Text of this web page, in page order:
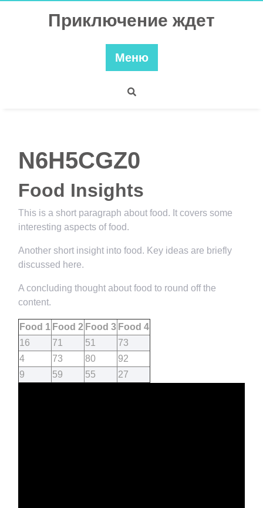
Приключение ждет
Меню
N6H5CGZ0
Food Insights
This is a short paragraph about food. It covers some
interesting aspects of food.
Another short insight into food. Key ideas are briefly
discussed here.
A concluding thought about food to round off the
content.
Food 1 Food 2 Food 3 Food 4
16
71 51
73
4
73 80
92
9
59 55 27